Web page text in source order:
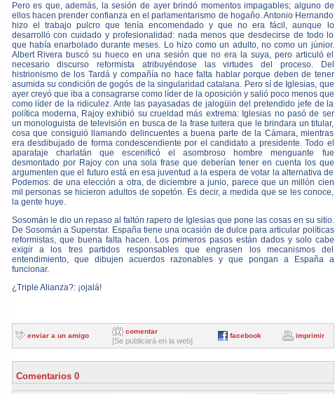
Pero es que, además, la sesión de ayer brindó momentos impagables; alguno de
ellos hacen prender confianza en el parlamentarismo de hogaño. Antonio Hernando
hizo el trabajo pulcro que tenía encomendado y que no era fácil, aunque lo
desarrolló con cuidado y profesionalidad: nada menos que desdecirse de todo lo
que había enarbolado durante meses. Lo hizo como un adulto, no como un júnior.
Albert Rivera buscó su hueco en una sesión que no era la suya, pero articuló el
necesario discurso reformista atribuyéndose las virtudes del proceso. Del
histrionismo de los Tardá y compañía no hace falta hablar porque deben de tener
asumida su condición de gogós de la singularidad catalana. Pero sí de Iglesias, que
ayer creyó que iba a consagrarse como líder de la oposición y salió poco menos que
como líder de la ridiculez. Ante las payasadas de jalogüin del pretendido jefe de la
política moderna, Rajoy exhibió su crueldad más extrema: Iglesias no pasó de ser
un monologuista de televisión en busca de la frase tuitera que le brindara un titular,
cosa que consiguió llamando delincuentes a buena parte de la Cámara, mientras
era desdibujado de forma condescendiente por el candidato a presidente. Todo el
aparataje charlatán que escenificó el asombroso hombre menguante fue
desmontado por Rajoy con una sola frase que deberían tener en cuenta los que
argumenten que el futuro está en esa juventud a la espera de votar la alternativa de
Podemos: de una elección a otra, de diciembre a junio, parece que un millón cien
mil personas se hicieron adultos de sopetón. Es decir, a medida que se les conoce,
la gente huye.
Sosomán le dio un repaso al faltón rapero de Iglesias que pone las cosas en su sitio.
De Sosomán a Superstar. España tiene una ocasión de dulce para articular políticas
reformistas, que buena falta hacen. Los primeros pasos están dados y solo cabe
exigir a los tres partidos responsables que engrasen los mecanismos del
entendimiento, que dibujen acuerdos razonables y que pongan a España a
funcionar.
¿Triple Alianza?: ¡ojalá!
enviar a un amigo
comentar
[Se publicará en la web]
facebook imprimir
Comentarios 0